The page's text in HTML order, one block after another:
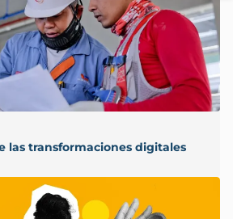
las transformaciones digitales